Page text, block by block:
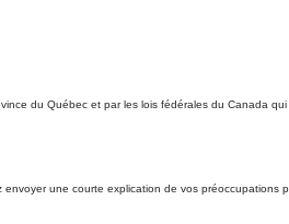
du Québec et par les lois fédérales du Canada
une courte explication de vos préoccupations